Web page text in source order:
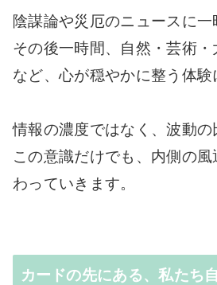
陰謀論や災厄のニュースに一
その後一時間、自然・芸術
など、心が穏やかに整う体験
情報の濃度ではなく、波動
この意識だけでも、内側の
わっていきます。
カードの先にある、私たち